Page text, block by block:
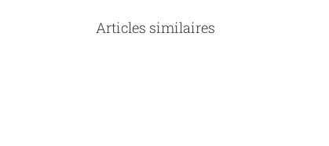
Articles similaires